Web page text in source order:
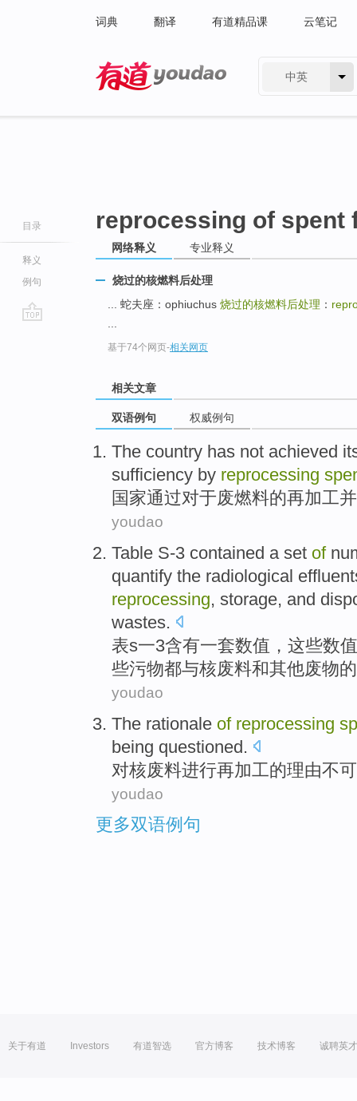
词典 翻译 有道精品课 云笔记
中英
目录
释义
例句
reprocessing of spent
网络释义 专业释义
烧过的核燃料后处理
... 蛇夫座：ophiuchus 烧过的核燃料后处理 ：
基于74个网页-相关网页
相关文章
双语例句 权威例句
The country has not achieved
sufficiency by reprocessing
国家通过对于废燃料的再加工并
youdao
Table S-3 contained a set of
quantify the radiological
reprocessing, storage, and
wastes.
表s一3含有一套数值 ， 这些数
些污物都与核废料和其他废物的
youdao
The rationale of reprocessing
being questioned.
对核废料进行再加工的理由不可
youdao
更多双语例句
关于有道 Investors 有道智选 官方博客 技术博客 诚聘英才